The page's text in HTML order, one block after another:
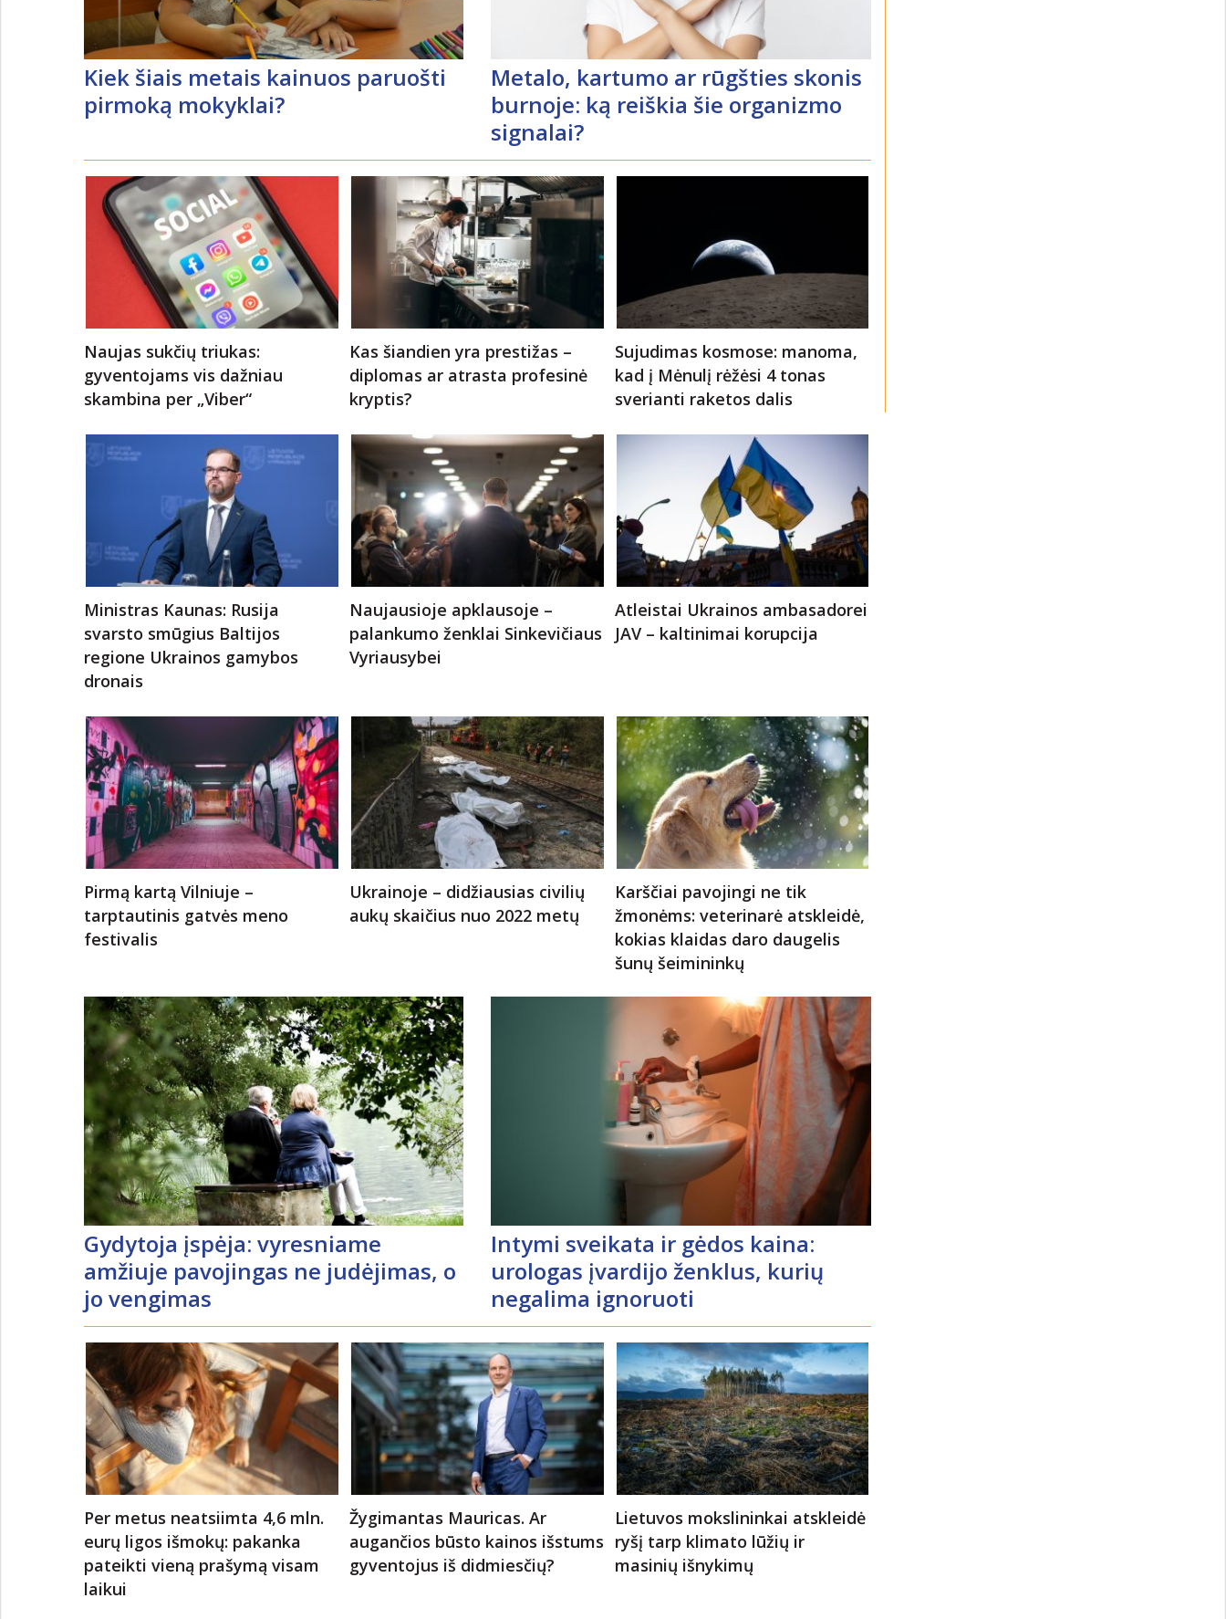
Kiek šiais metais kainuos paruošti
pirmoką mokyklai?
Metalo, kartumo ar rūgšties skonis
burnoje: ką reiškia šie organizmo
signalai?
Naujas sukčių triukas:
gyventojams vis dažniau
skambina per „Viber“
Kas šiandien yra prestižas –
diplomas ar atrasta profesinė
kryptis?
Sujudimas kosmose: manoma,
kad į Mėnulį rėžėsi 4 tonas
sverianti raketos dalis
Ministras Kaunas: Rusija
svarsto smūgius Baltijos
regione Ukrainos gamybos
dronais
Naujausioje apklausoje –
palankumo ženklai Sinkevičiaus
Vyriausybei
Atleistai Ukrainos ambasadorei
JAV – kaltinimai korupcija
Pirmą kartą Vilniuje –
tarptautinis gatvės meno
festivalis
Ukrainoje – didžiausias civilių
aukų skaičius nuo 2022 metų
Karščiai pavojingi ne tik
žmonėms: veterinarė atskleidė,
kokias klaidas daro daugelis
šunų šeimininkų
Gydytoja įspėja: vyresniame
amžiuje pavojingas ne judėjimas, o
jo vengimas
Intymi sveikata ir gėdos kaina:
urologas įvardijo ženklus, kurių
negalima ignoruoti
Per metus neatsiimta 4,6 mln.
eurų ligos išmokų: pakanka
pateikti vieną prašymą visam
laikui
Žygimantas Mauricas. Ar
augančios būsto kainos išstums
gyventojus iš didmiesčių?
Lietuvos mokslininkai atskleidė
ryšį tarp klimato lūžių ir
masinių išnykimų